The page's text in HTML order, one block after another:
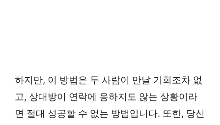
하지만, 이 방법은 두 사람이 만날 기회조차 없
고, 상대방이 연락에 응하지도 않는 상황이라
면 절대 성공할 수 없는 방법입니다. 또한, 당신